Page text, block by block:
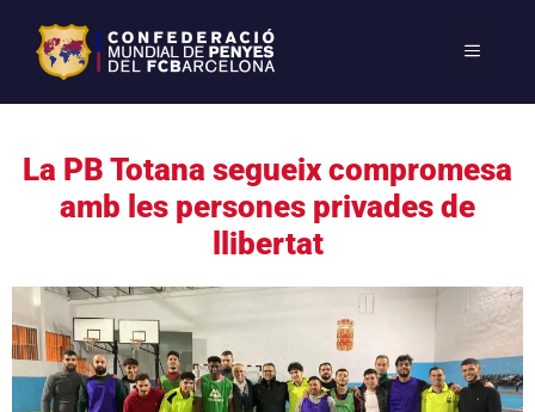
La PB Totana segueix compromesa
amb les persones privades de
llibertat